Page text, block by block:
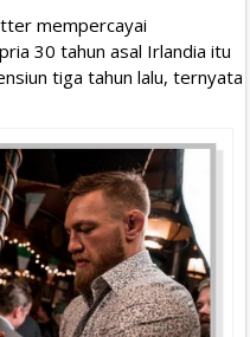
mempercayai
30 tahun asal Irlandia itu
tiga tahun lalu, ternyata